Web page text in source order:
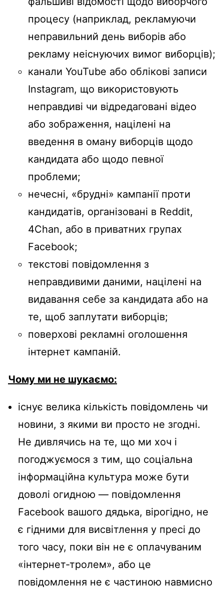
процесу (наприклад, рекламуючи
неправильний день виборів або
рекламу неіснуючих вимог виборців);
канали YouTube або облікові записи
Instagram, що використовують
неправдиві чи відредаговані відео
або зображення, націлені на
введення в оману виборців щодо
кандидата або щодо певної
проблеми;
нечесні, «брудні» кампанії проти
кандидатів, організовані в Reddit,
4Chan, або в приватних групах
Facebook;
текстові повідомлення з
неправдивими даними, націлені на
видавання себе за кандидата або на
те, щоб заплутати виборців;
поверхові рекламні оголошення
інтернет кампаній.
Чому ми не шукаємо:
існує велика кількість повідомлень чи
новини, з якими ви просто не згодні.
Не дивлячись на те, що ми хоч і
погоджуємося з тим, що соціальна
інформаційна культура може бути
доволі огидною — повідомлення
Facebook вашого дядька, вірогідно, не
є гідними для висвітлення у пресі до
того часу, поки він не є оплачуваним
«інтернет-тролем», або це
повідомлення не є частиною навмисно